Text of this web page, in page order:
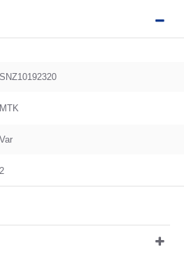
SNZ10192320
MTK
Var
2